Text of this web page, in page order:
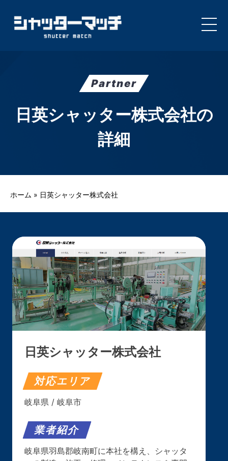
Partner
日英シャッター株式会社の
詳細
ホーム » 日英シャッター株式会社
日英シャッター株式会社
対応エリア
岐阜県 / 岐阜市
業者紹介
岐阜県羽島郡岐南町に本社を構え、シャッタ